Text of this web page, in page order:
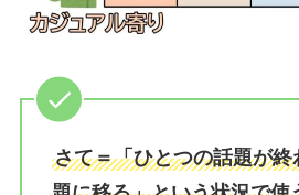
さて＝「ひとつの話題が終